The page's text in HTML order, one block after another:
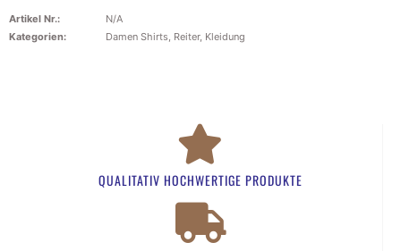
Artikel Nr.:
N/A
Kategorien:
Damen Shirts, Reiter, Kleidung
QUALITATIV HOCHWERTIGE PRODUKTE